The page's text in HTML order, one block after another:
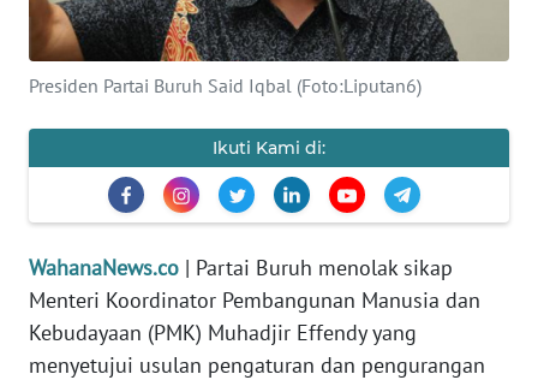
Presiden Partai Buruh Said Iqbal (Foto:Liputan6)
Ikuti Kami di:
WahanaNews.co | Partai Buruh menolak sikap
Menteri Koordinator Pembangunan Manusia dan
Kebudayaan (PMK) Muhadjir Effendy yang
menyetujui usulan pengaturan dan pengurangan
SERBA-SERBI
PENDIDIKAN
OLAHRAGA
OPINI
EDITORIAL